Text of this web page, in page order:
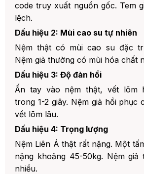
code truy xuất nguồn gốc. Tem
lệch.
Dấu hiệu 2: Mùi cao su tự nhiên
Nệm thật có mùi cao su đặc
Nệm giả thường có mùi hóa chất
Dấu hiệu 3: Độ đàn hồi
Ấn tay vào nệm thật, vết lõm
trong 1-2 giây. Nệm giả hồi phục
vết lõm lâu.
Dấu hiệu 4: Trọng lượng
Nệm Liên Á thật rất nặng. Một
nặng khoảng 45-50kg. Nệm
nhiều.